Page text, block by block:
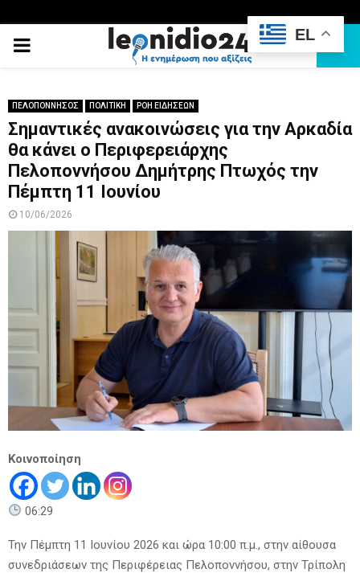
PRIMARY
ΠΕΛΟΠΟΝΝΗΣΟΣ ΠΟΛΙΤΙΚΗ ΡΟΗ ΕΙΔΗΣΕΩΝ
Σημαντικές ανακοινώσεις για την Αρκαδία
θα κάνει ο Περιφερειάρχης
Πελοποννήσου Δημήτρης Πτωχός την
Πέμπτη 11 Ιουνίου
10/06/2026
Κοινοποίηση
06:29
Την Πέμπτη 11 Ιουνίου 2026 και ώρα 10:00 π.μ., στην αίθουσα
συνεδριάσεων της Περιφέρειας Πελοποννήσου, στην Τρίπολη
EL